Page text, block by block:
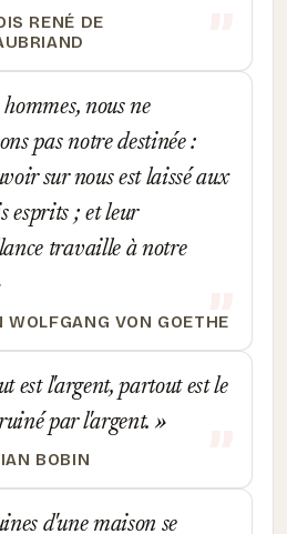
RENÉ DE
nous ne
pas notre destinée :
sur nous est laissé aux
esprits ; et leur
travaille à notre
WOLFGANG VON GOETHE
est l'argent, partout est le
par l'argent.
BOBIN
d'une maison se